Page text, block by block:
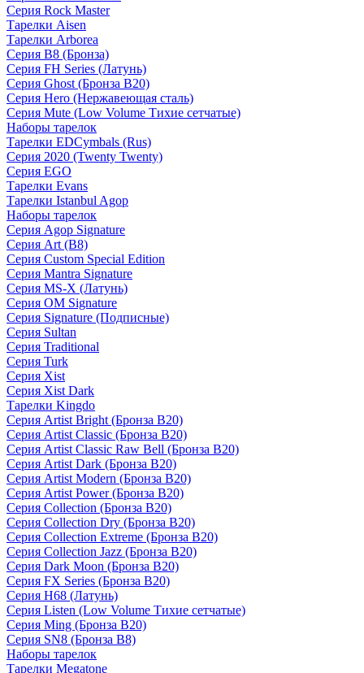
Серия Rock Master
Тарелки Aisen
Тарелки Arborea
Серия B8 (Бронза)
Серия FH Series (Латунь)
Серия Ghost (Бронза B20)
Серия Hero (Нержавеющая сталь)
Серия Mute (Low Volume Тихие сетчатые)
Наборы тарелок
Тарелки EDCymbals (Rus)
Серия 2020 (Twenty Twenty)
Серия EGO
Тарелки Evans
Тарелки Istanbul Agop
Наборы тарелок
Серия Agop Signature
Серия Art (B8)
Серия Custom Special Edition
Серия Mantra Signature
Серия MS-X (Латунь)
Серия OM Signature
Серия Signature (Подписные)
Серия Sultan
Серия Traditional
Серия Turk
Серия Xist
Серия Xist Dark
Тарелки Kingdo
Серия Artist Bright (Бронза B20)
Серия Artist Classic (Бронза B20)
Серия Artist Classic Raw Bell (Бронза B20)
Серия Artist Dark (Бронза B20)
Серия Artist Modern (Бронза B20)
Серия Artist Power (Бронза B20)
Серия Collection (Бронза B20)
Серия Collection Dry (Бронза B20)
Серия Collection Extreme (Бронза B20)
Серия Collection Jazz (Бронза B20)
Серия Dark Moon (Бронза B20)
Серия FX Series (Бронза B20)
Серия H68 (Латунь)
Серия Listen (Low Volume Тихие сетчатые)
Серия Ming (Бронза B20)
Серия SN8 (Бронза B8)
Наборы тарелок
Тарелки Megatone